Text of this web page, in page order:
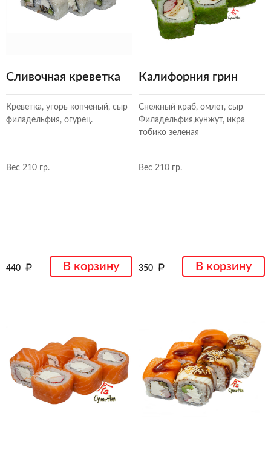
Сливочная креветка
Креветка, угорь копченый, сыр
филадельфия, огурец.
Вес 210 гр.
440 В корзину
Калифорния грин
Снежный краб, омлет, сыр
Филадельфия,кунжут, икра
тобико зеленая
Вес 210 гр.
350 В корзину